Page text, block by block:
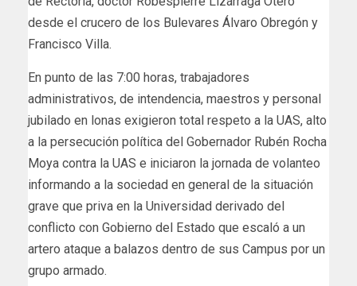
desde el crucero de los Bulevares Álvaro Obregón y
Francisco Villa.
En punto de las 7:00 horas, trabajadores
administrativos, de intendencia, maestros y personal
jubilado en lonas exigieron total respeto a la UAS, alto
a la persecución política del Gobernador Rubén Rocha
Moya contra la UAS e iniciaron la jornada de volanteo
informando a la sociedad en general de la situación
grave que priva en la Universidad derivado del
conflicto con Gobierno del Estado que escaló a un
artero ataque a balazos dentro de sus Campus por un
grupo armado.